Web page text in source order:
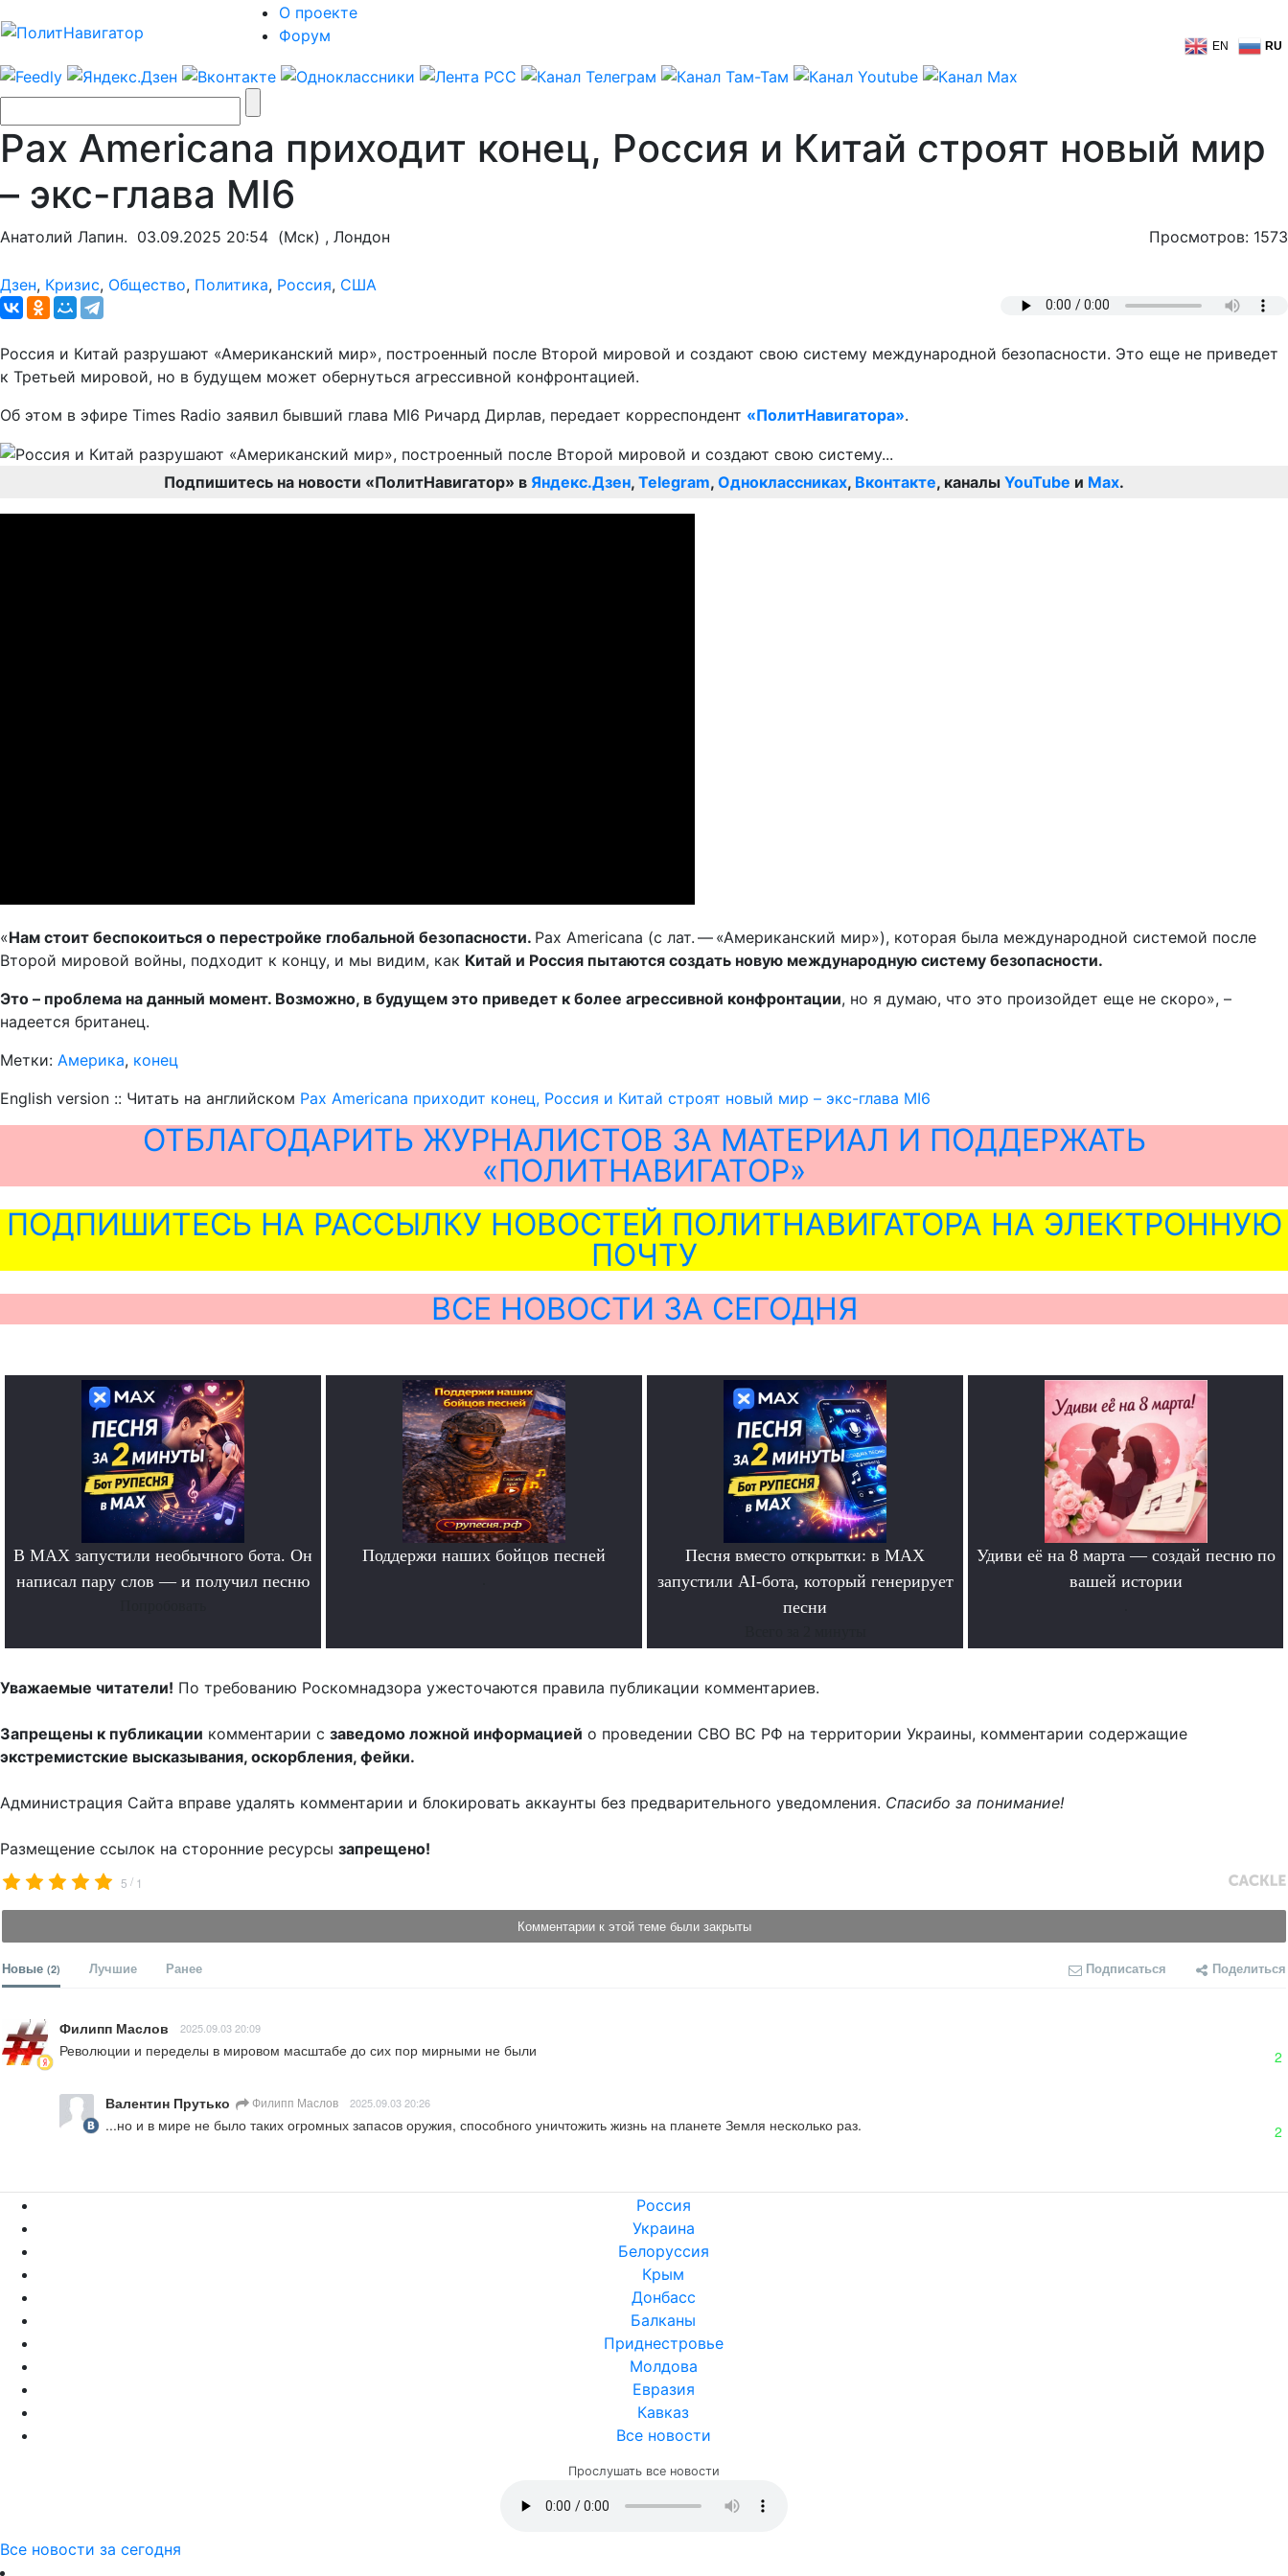
О проекте
Форум
EN RU
Pax Americana приходит конец, Россия и Китай строят новый мир
– экс-глава MI6
Анатолий Лапин. 03.09.2025 20:54 (Мск) , Лондон Просмотров: 1573
Дзен, Кризис, Общество, Политика, Россия, США
Россия и Китай разрушают «Американский мир», построенный после Второй мировой и создают свою систему международной безопасности. Это еще не приведет
к Третьей мировой, но в будущем может обернуться агрессивной конфронтацией.
Об этом в эфире Times Radio заявил бывший глава MI6 Ричард Дирлав, передает корреспондент «ПолитНавигатора».
Подпишитесь на новости «ПолитНавигатор» в Яндекс.Дзен, Telegram, Одноклассниках, Вконтакте, каналы YouTube и Max.
«Нам стоит беспокоиться о перестройке глобальной безопасности. Pax Americana (с лат. — «Американский мир»), которая была международной системой после
Второй мировой войны, подходит к концу, и мы видим, как Китай и Россия пытаются создать новую международную систему безопасности.
Это – проблема на данный момент. Возможно, в будущем это приведет к более агрессивной конфронтации, но я думаю, что это произойдет еще не скоро», –
надеется британец.
Метки: Америка, конец
English version :: Читать на английском Pax Americana приходит конец, Россия и Китай строят новый мир – экс-глава MI6
ОТБЛАГОДАРИТЬ ЖУРНАЛИСТОВ ЗА МАТЕРИАЛ И ПОДДЕРЖАТЬ
«ПОЛИТНАВИГАТОР»
ПОДПИШИТЕСЬ НА РАССЫЛКУ НОВОСТЕЙ ПОЛИТНАВИГАТОРА НА ЭЛЕКТРОННУЮ
ПОЧТУ
ВСЕ НОВОСТИ ЗА СЕГОДНЯ
В MAX запустили необычного бота. Он
написал пару слов — и получил песню
Поддержи наших бойцов песней
Песня вместо открытки: в MAX
запустили AI-бота, который генерирует
песни
Удиви её на 8 марта — создай песню по
вашей истории
Уважаемые читатели! По требованию Роскомнадзора ужесточаются правила публикации комментариев.
Запрещены к публикации комментарии с заведомо ложной информацией о проведении СВО ВС РФ на территории Украины, комментарии содержащие
экстремистские высказывания, оскорбления, фейки.
Администрация Сайта вправе удалять комментарии и блокировать аккаунты без предварительного уведомления. Спасибо за понимание!
Размещение ссылок на сторонние ресурсы запрещено!
5 / 1
Комментарии к этой теме были закрыты
Новые (2) Лучшие Ранее Подписаться Поделиться
Филипп Маслов 2025.09.03 20:09
Революции и переделы в мировом масштабе до сих пор мирными не были 2
Валентин Прутько Филипп Маслов 2025.09.03 20:26
...но и в мире не было таких огромных запасов оружия, способного уничтожить жизнь на планете Земля несколько раз. 2
Россия
Украина
Белоруссия
Крым
Донбасс
Балканы
Приднестровье
Молдова
Евразия
Кавказ
Все новости
Прослушать все новости
Все новости за сегодня